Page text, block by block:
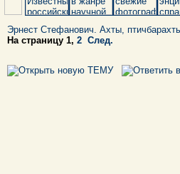
Эрнест Стефанович. Ахты,
На страницу 1, 2 След.